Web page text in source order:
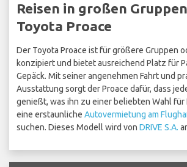
Reisen in großen
Toyota Proace
Der Toyota Proace ist für größere Gruppen
konzipiert und bietet ausreichend Platz für
Gepäck. Mit seiner angenehmen Fahrt und
Ausstattung sorgt der Proace dafür, dass
genießt, was ihn zu einer beliebten Wahl für
eine erstaunliche Autovermietung am
suchen. Dieses Modell wird von DRIVE S.A.